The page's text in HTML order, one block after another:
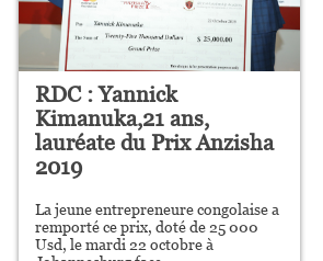
RDC : Yannick
Kimanuka,21 ans,
lauréate du Prix Anzisha
2019
La jeune entrepreneure congolaise a
remporté ce prix, doté de 25 000
Usd, le mardi 22 octobre à